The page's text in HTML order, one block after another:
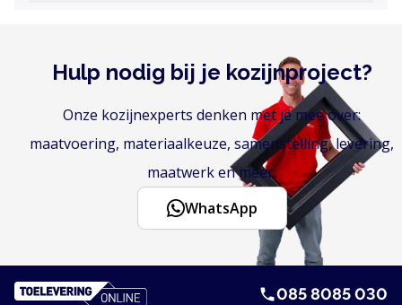
Hulp nodig bij je kozijnproject?
Onze kozijnexperts denken met je mee over:
maatvoering, materiaalkeuze, samenstelling, levering,
maatwerk en meer.
WhatsApp
085 8085 030